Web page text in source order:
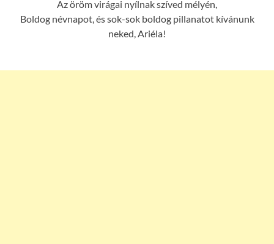
Az öröm virágai nyílnak szíved mélyén,
Boldog névnapot, és sok-sok boldog pillanatot kívánunk
neked, Ariéla!